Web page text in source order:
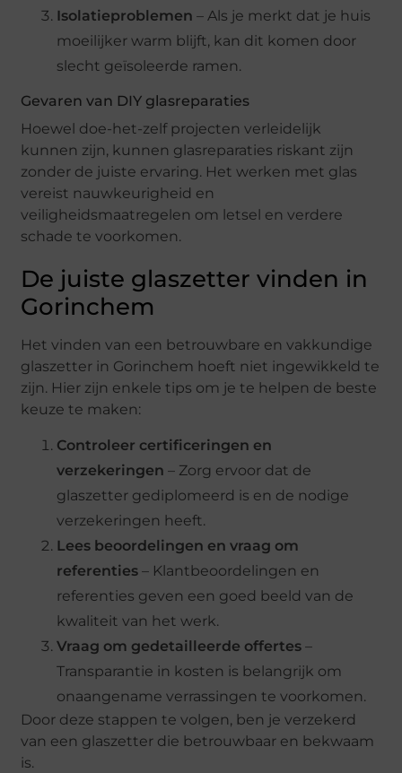
Isolatieproblemen – Als je merkt dat je huis
moeilijker warm blijft, kan dit komen door
slecht geïsoleerde ramen.
Gevaren van DIY glasreparaties
Hoewel doe-het-zelf projecten verleidelijk
kunnen zijn, kunnen glasreparaties riskant zijn
zonder de juiste ervaring. Het werken met glas
vereist nauwkeurigheid en
veiligheidsmaatregelen om letsel en verdere
schade te voorkomen.
De juiste glaszetter vinden in
Gorinchem
Het vinden van een betrouwbare en vakkundige
glaszetter in Gorinchem hoeft niet ingewikkeld te
zijn. Hier zijn enkele tips om je te helpen de beste
keuze te maken:
Controleer certificeringen en
verzekeringen – Zorg ervoor dat de
glaszetter gediplomeerd is en de nodige
verzekeringen heeft.
Lees beoordelingen en vraag om
referenties – Klantbeoordelingen en
referenties geven een goed beeld van de
kwaliteit van het werk.
Vraag om gedetailleerde offertes –
Transparantie in kosten is belangrijk om
onaangename verrassingen te voorkomen.
Door deze stappen te volgen, ben je verzekerd
van een glaszetter die betrouwbaar en bekwaam
is.